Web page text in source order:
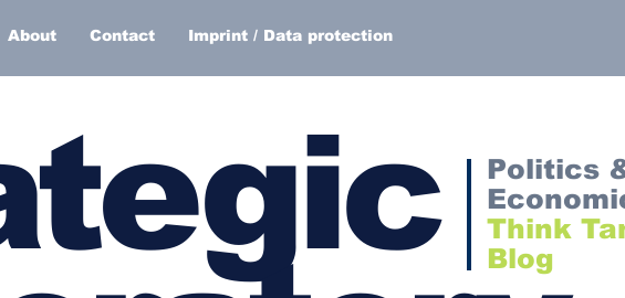
About Contact Imprint / Data protection
Politics
Think
Blog